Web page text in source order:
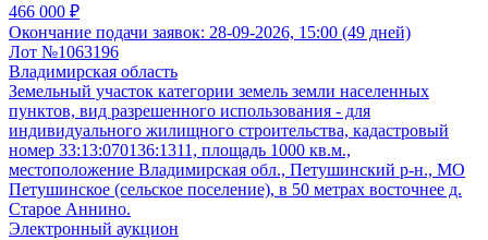
466 000 ₽
Окончание подачи заявок: 28-09-2026, 15:00 (49 дней)
Лот №1063196
Владимирская область
Земельный участок категории земель земли населенных
пунктов, вид разрешенного использования - для
индивидуального жилищного строительства, кадастровый
номер 33:13:070136:1311, площадь 1000 кв.м.,
местоположение Владимирская обл., Петушинский р-н., МО
Петушинское (сельское поселение), в 50 метрах восточнее д.
Старое Аннино.
Электронный аукцион